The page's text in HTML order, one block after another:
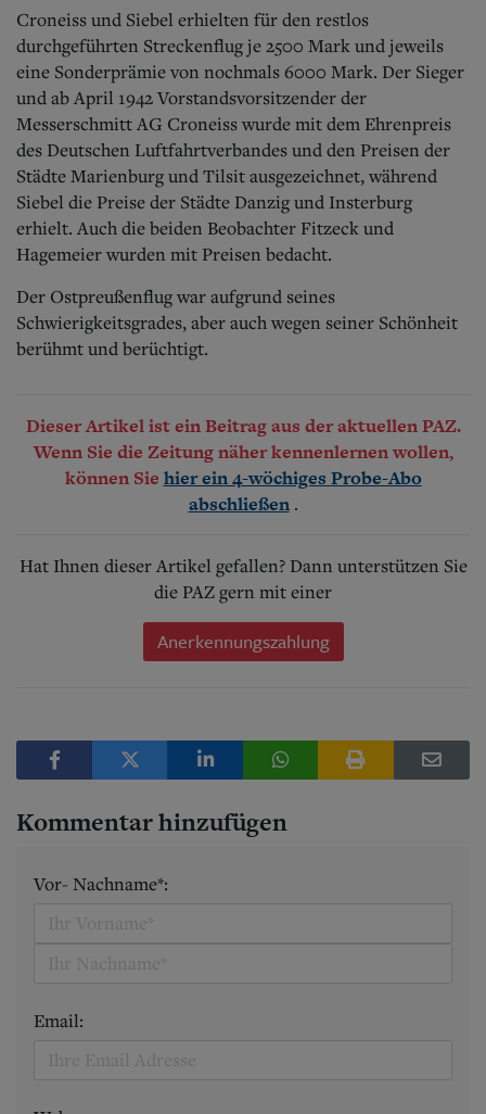
Croneiss und Siebel erhielten für den restlos
durchgeführten Streckenflug je 2500 Mark und jeweils
eine Sonderprämie von nochmals 6000 Mark. Der Sieger
und ab April 1942 Vorstandsvorsitzender der
Messerschmitt AG Croneiss wurde mit dem Ehrenpreis
des Deutschen Luftfahrtverbandes und den Preisen der
Städte Marienburg und Tilsit ausgezeichnet, während
Siebel die Preise der Städte Danzig und Insterburg
erhielt. Auch die beiden Beobachter Fitzeck und
Hagemeier wurden mit Preisen bedacht.
Der Ostpreußenflug war aufgrund seines
Schwierigkeitsgrades, aber auch wegen seiner Schönheit
berühmt und berüchtigt.
Dieser Artikel ist ein Beitrag aus der aktuellen PAZ.
Wenn Sie die Zeitung näher kennenlernen wollen,
können Sie hier ein 4-wöchiges Probe-Abo
abschließen .
Hat Ihnen dieser Artikel gefallen? Dann unterstützen Sie
die PAZ gern mit einer
Anerkennungszahlung
Kommentar hinzufügen
Vor- Nachname*:
Email: